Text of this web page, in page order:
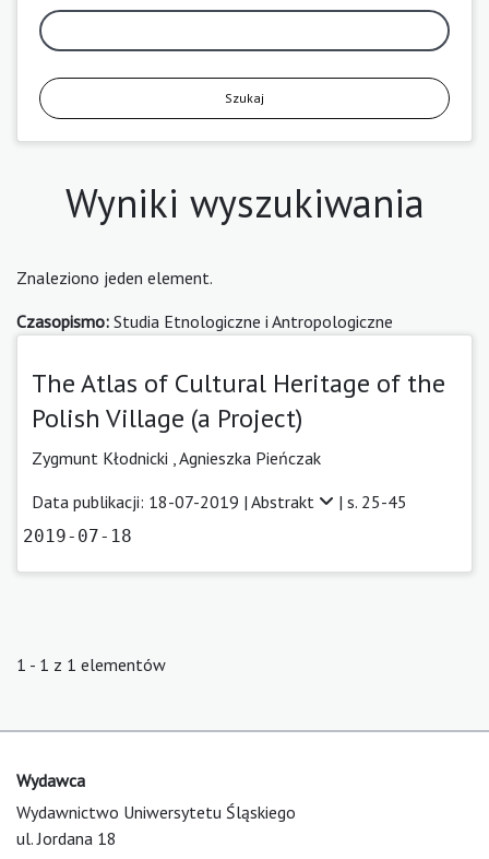
Szukaj
Wyniki wyszukiwania
Znaleziono jeden element.
Czasopismo: Studia Etnologiczne i Antropologiczne
The Atlas of Cultural Heritage of the
Polish Village (a Project)
Zygmunt Kłodnicki Agnieszka Pieńczak
Data publikacji: 18-07-2019 | Abstrakt | s. 25-45
2019-07-18
1 - 1 z 1 elementów
Wydawca
Wydawnictwo Uniwersytetu Śląskiego
ul. Jordana 18